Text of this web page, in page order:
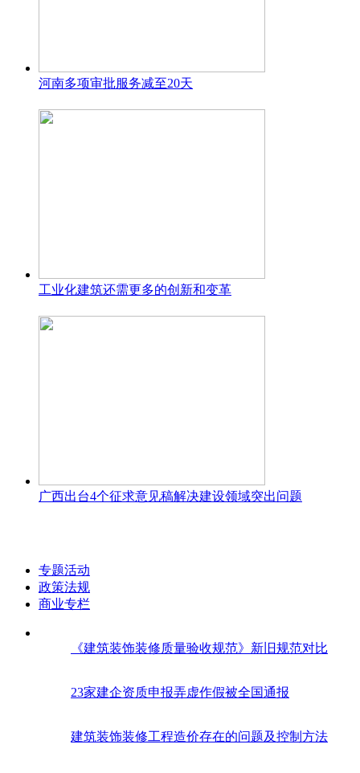
河南多项审批服务减至20天
工业化建筑还需更多的创新和变革
广西出台4个征求意见稿解决建设领域突出问题
专题活动
政策法规
商业专栏
《建筑装饰装修质量验收规范》新旧规范对比
23家建企资质申报弄虚作假被全国通报
建筑装饰装修工程造价存在的问题及控制方法